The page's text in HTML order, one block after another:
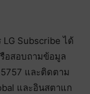
LG Subscribe ได้
อสอบถามข้อมูล
และติดตาม
และอินสตาแก